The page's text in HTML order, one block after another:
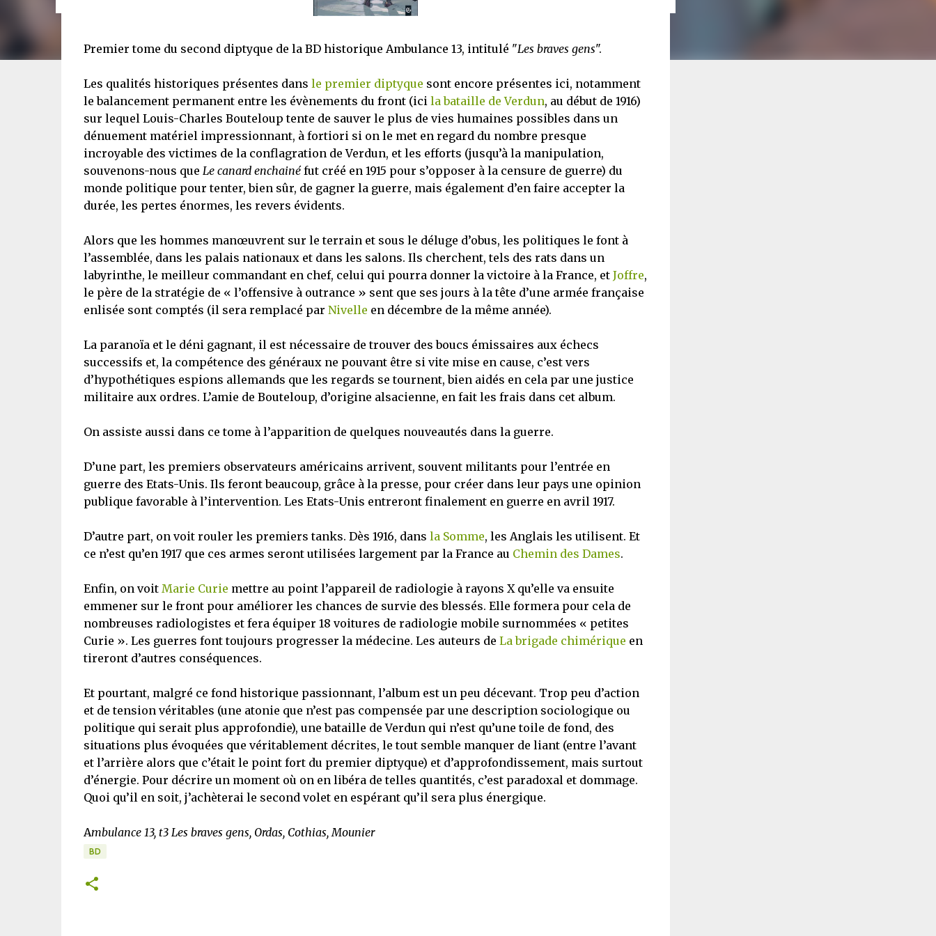
Premier tome du second diptyque de la BD historique Ambulance 13, intitulé "Les braves gens".
Les qualités historiques présentes dans le premier diptyque sont encore présentes ici, notamment
le balancement permanent entre les évènements du front (ici la bataille de Verdun, au début de 1916)
sur lequel Louis-Charles Bouteloup tente de sauver le plus de vies humaines possibles dans un
dénuement matériel impressionnant, à fortiori si on le met en regard du nombre presque
incroyable des victimes de la conflagration de Verdun, et les efforts (jusqu’à la manipulation,
souvenons-nous que Le canard enchainéfut créé en 1915 pour s’opposer à la censure de guerre) du
monde politique pour tenter, bien sûr, de gagner la guerre, mais également d’en faire accepter la
durée, les pertes énormes, les revers évidents.
Alors que les hommes manœuvrent sur le terrain et sous le déluge d’obus, les politiques le font à
l’assemblée, dans les palais nationaux et dans les salons. Ils cherchent, tels des rats dans un
labyrinthe, le meilleur commandant en chef, celui qui pourra donner la victoire à la France, et Joffre,
le père de la stratégie de « l’offensive à outrance » sent que ses jours à la tête d’une armée française
enlisée sont comptés (il sera remplacé par Nivelle en décembre de la même année).
La paranoïa et le déni gagnant, il est nécessaire de trouver des boucs émissaires aux échecs
successifs et, la compétence des généraux ne pouvant être si vite mise en cause, c’est vers
d’hypothétiques espions allemands que les regards se tournent, bien aidés en cela par une justice
militaire aux ordres. L’amie de Bouteloup, d’origine alsacienne, en fait les frais dans cet album.
On assiste aussi dans ce tome à l’apparition de quelques nouveautés dans la guerre.
D’une part, les premiers observateurs américains arrivent, souvent militants pour l’entrée en
guerre des Etats-Unis. Ils feront beaucoup, grâce à la presse, pour créer dans leur pays une opinion
publique favorable à l’intervention. Les Etats-Unis entreront finalement en guerre en avril 1917.
D’autre part, on voit rouler les premiers tanks. Dès 1916, dans la Somme, les Anglais les utilisent. Et
ce n’est qu’en 1917 que ces armes seront utilisées largement par la France au Chemin des Dames.
Enfin, on voit Marie Curie mettre au point l’appareil de radiologie à rayons X qu’elle va ensuite
emmener sur le front pour améliorer les chances de survie des blessés. Elle formera pour cela de
nombreuses radiologistes et fera équiper 18 voitures de radiologie mobile surnommées « petites
Curie ». Les guerres font toujours progresser la médecine. Les auteurs de La brigade chimérique en
tireront d’autres conséquences.
Et pourtant, malgré ce fond historique passionnant, l’album est un peu décevant. Trop peu d’action
et de tension véritables (une atonie que n’est pas compensée par une description sociologique ou
politique qui serait plus approfondie), une bataille de Verdun qui n’est qu’une toile de fond, des
situations plus évoquées que véritablement décrites, le tout semble manquer de liant (entre l’avant
et l’arrière alors que c’était le point fort du premier diptyque) et d’approfondissement, mais surtout
d’énergie. Pour décrire un moment où on en libéra de telles quantités, c’est paradoxal et dommage.
Quoi qu’il en soit, j’achèterai le second volet en espérant qu’il sera plus énergique.
Ambulance 13, t3 Les braves gens, Ordas, Cothias, Mounier
BD